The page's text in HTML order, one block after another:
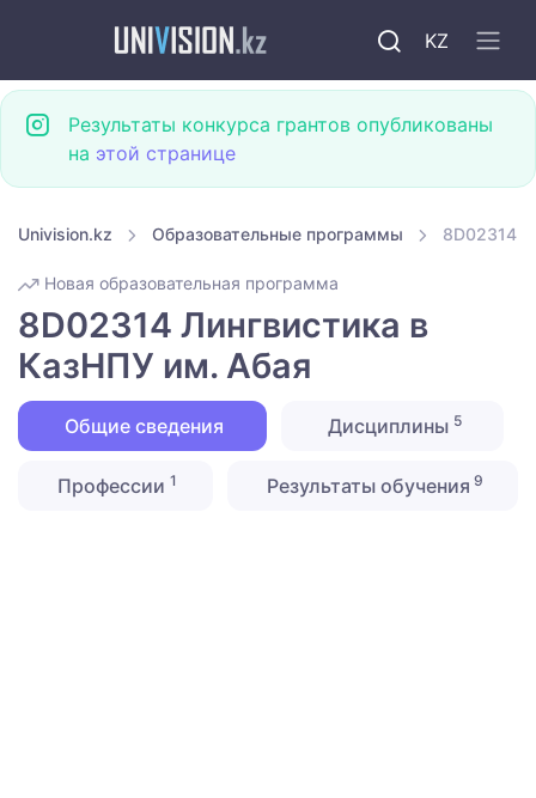
KZ
Результаты конкурса грантов опубликованы
на этой странице
Univision.kz Образовательные программы 8D02314
Новая образовательная программа
8D02314 Лингвистика в
КазНПУ им. Абая
Общие сведения Дисциплины 5
Профессии1 Результаты обучения 9